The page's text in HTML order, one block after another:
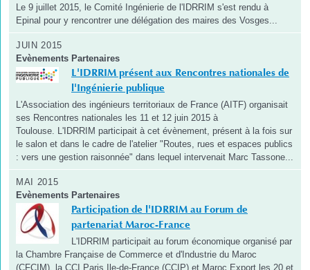
Le 9 juillet 2015, le Comité Ingénierie de l'IDRRIM s'est rendu à
Epinal pour y rencontrer une délégation des maires des Vosges...
JUIN 2015
Evènements Partenaires
L'IDRRIM présent aux Rencontres nationales de
l'Ingénierie publique
L'Association des ingénieurs territoriaux de France (AITF) organisait
ses Rencontres nationales les 11 et 12 juin 2015 à
Toulouse. L'IDRRIM participait à cet évènement, présent à la fois sur
le salon et dans le cadre de l'atelier "Routes, rues et espaces publics
: vers une gestion raisonnée" dans lequel intervenait Marc Tassone...
MAI 2015
Evènements Partenaires
Participation de l'IDRRIM au Forum de
partenariat Maroc-France
L'IDRRIM participait au forum économique organisé par
la Chambre Française de Commerce et d'Industrie du Maroc
(CFCIM), la CCI Paris Ile-de-France (CCIP) et Maroc Export les 20 et